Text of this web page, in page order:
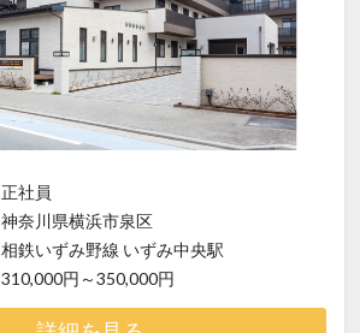
正社員
神奈川県横浜市泉区
相鉄いずみ野線 いずみ中央駅
310,000円～350,000円